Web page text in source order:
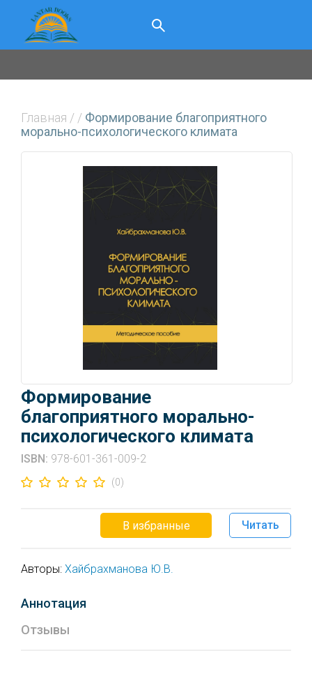
Главная / / Формирование благоприятного
морально-психологического климата
Формирование
благоприятного морально-
психологического климата
ISBN: 978-601-361-009-2
(0)
В избранные Читать
Авторы: Хайбрахманова Ю.В.
Аннотация
Отзывы